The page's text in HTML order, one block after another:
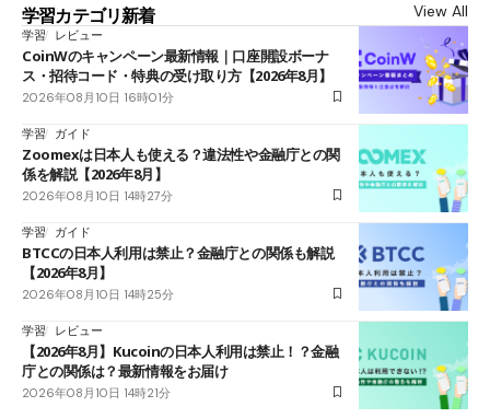
学習カテゴリ新着 View All
学習 レビュー
CoinWのキャンペーン最新情報｜口座開設ボーナ
ス・招待コード・特典の受け取り方【2026年8月】
2026年08月10日 16時01分
学習 ガイド
Zoomexは日本人も使える？違法性や金融庁との関
係を解説【2026年8月】
2026年08月10日 14時27分
学習 ガイド
BTCCの日本人利用は禁止？金融庁との関係も解説
【2026年8月】
2026年08月10日 14時25分
学習 レビュー
【2026年8月】Kucoinの日本人利用は禁止！？金融
庁との関係は？最新情報をお届け
2026年08月10日 14時21分